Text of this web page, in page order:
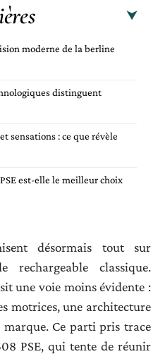
moderne de la berline
distinguent
sensations : ce que révèle
est-elle le meilleur choix
désormais tout sur
rechargeable classique.
une voie moins évidente :
motrices, une architecture
Ce parti pris trace
PSE, qui tente de réunir